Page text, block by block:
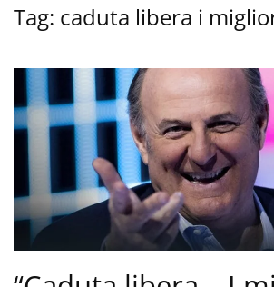
Tag: caduta libera i